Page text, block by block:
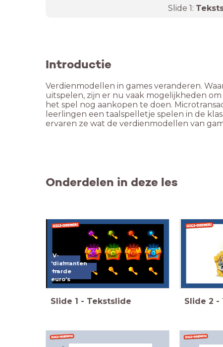
Slide 1:
Introductie
Verdienmodellen in games veranderen.
uitspelen, zijn er nu vaak mogelijkheden
het spel nog aankopen te doen.
leerlingen een taalspelletje spelen in de
ervaren ze wat de verdienmodellen van
Onderdelen in deze les
V-
bucks,
diamanten
en
harde
euro’s
Slide 1 - Tekstslide Slide 2 -